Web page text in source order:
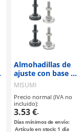
Almohadillas de
ajuste con base de
goma
MISUMI
Precio normal (IVA no
incluido):
3.53 €-
Días mínimos de envío:
Artículo en stock: 1 día